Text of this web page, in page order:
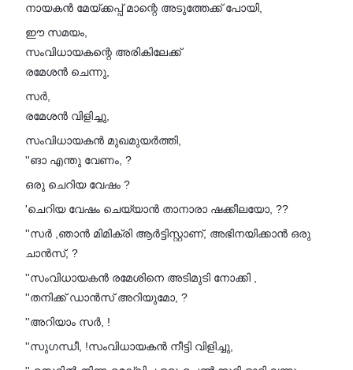
നായകൻ മേയ്ക്കപ്പ് മാന്റെ അടുത്തേക്ക് പോയി,
ഈ സമയം,
സംവിധായകന്റെ അരികിലേക്ക്
രമേശൻ ചെന്നു,
സർ,
രമേശൻ വിളിച്ചു,
സംവിധായകൻ മുഖമുയർത്തി,
''ങാ എന്തു വേണം, ?
ഒരു ചെറിയ വേഷം ?
'ചെറിയ വേഷം ചെയ്യാൻ താനാരാ ഷക്കീലയോ, ??
''സർ ,ഞാൻ മിമിക്രി ആർട്ടിസ്റ്റാണ്, അഭിനയിക്കാൻ ഒരു
ചാൻസ്, ?
''സംവിധായകൻ രമേശിനെ അടിമുടി നോക്കി ,
''തനിക്ക് ഡാൻസ് അറിയുമോ, ?
''അറിയാം സർ, !
''സുഗന്ധീ, !സംവിധായകൻ നീട്ടി വിളിച്ചു,